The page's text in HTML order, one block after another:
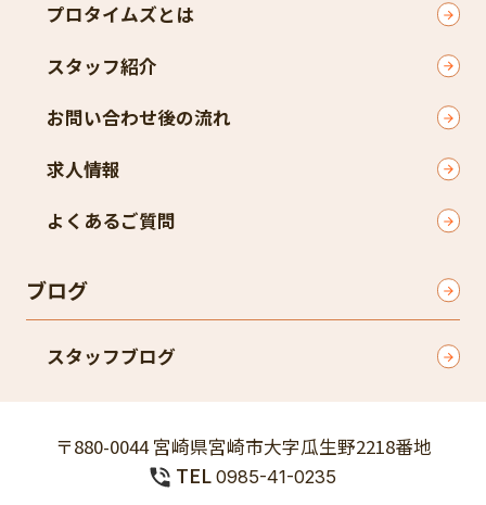
プロタイムズとは
スタッフ紹介
お問い合わせ後の流れ
求人情報
よくあるご質問
ブログ
スタッフブログ
〒880-0044 宮崎県宮崎市大字瓜生野2218番地
TEL 0985-41-0235